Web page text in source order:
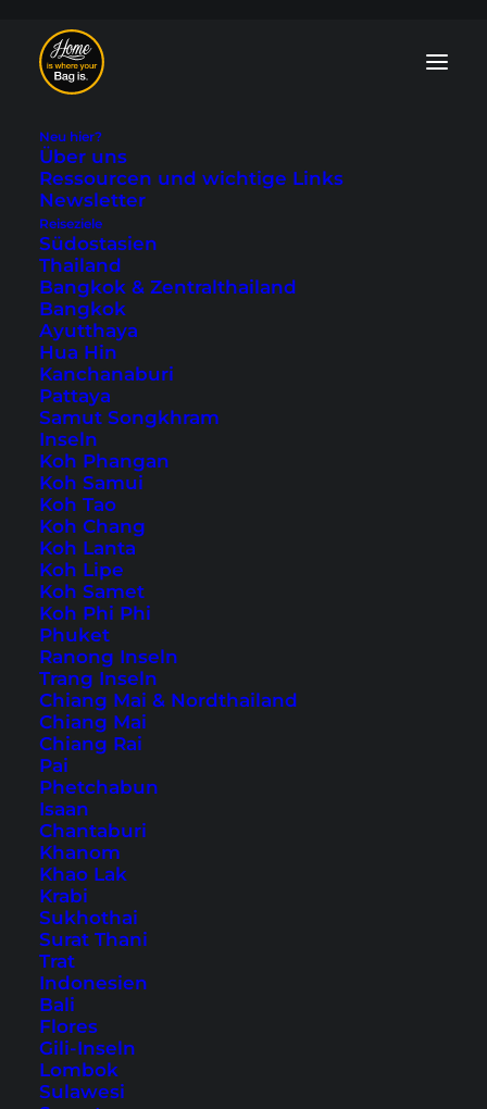
Neu hier?
Über uns
Ressourcen und wichtige Links
Newsletter
Reiseziele
Südostasien
Thailand
Bangkok & Zentralthailand
Bangkok
Ayutthaya
Hua Hin
Kanchanaburi
Pattaya
Samut Songkhram
Inseln
Koh Phangan
Koh Samui
Koh Tao
Koh Chang
Koh Lanta
Koh Lipe
Koh Samet
Koh Phi Phi
Phuket
Ranong Inseln
Trang Inseln
Chiang Mai & Nordthailand
Chiang Mai
Chiang Rai
Pai
Phetchabun
Isaan
Chantaburi
Khanom
Khao Lak
Krabi
Sukhothai
Surat Thani
Trat
Indonesien
Bali
Flores
Gili-Inseln
Lombok
Sulawesi
Kennett River - wo
die Koalas wohnen
Zuletzt aktualisiert: 13. August 2024
Ozeanien
Während meines Aufenthaltes in Australien ging
es wie bei vielen Besuchern auch auf einen
Roadtrip zurGreat Ocean Road
vonMelbourne
in Australien bei den riesigen Entfernungen ja
auch auf der Hand. Denkt man an Down Under,
kommen mir spontan drei Begriffe in den Sinn:
Roadtrip, Kangaroos und Koalas.
Ein Stopp auf dem Weg
nach Melbourne bei den
Koalas von Kennett River
Ich war also schon knapp 2 Wochen in Australien
und hatte noch keinen von diesen Koalabären
gesehen. Wurde langsam mal Zeit. Ich googelte
deshalb während unserer Fahrt von Melbourne